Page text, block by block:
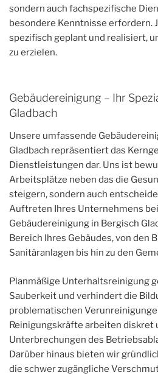
sondern auch fachspezifische
besondere Kenntnisse erfordern.
spezifisch geplant und realisiert,
zu erzielen.
Gebäudereinigung – Ihr
Gladbach
Unsere umfassende
Gladbach repräsentiert das
Dienstleistungen dar. Uns ist
Arbeitsplätze neben das die
steigern, sondern auch
Auftreten Ihres Unternehmens
Gebäudereinigung in Bergisch
Bereich Ihres Gebäudes, von den
Sanitäranlagen bis hin zu den
Planmäßige Unterhaltsreinigung
Sauberkeit und verhindert die
problematischen
Reinigungskräfte arbeiten diskret
Unterbrechungen des
Darüber hinaus bieten wir
die schwer zugängliche